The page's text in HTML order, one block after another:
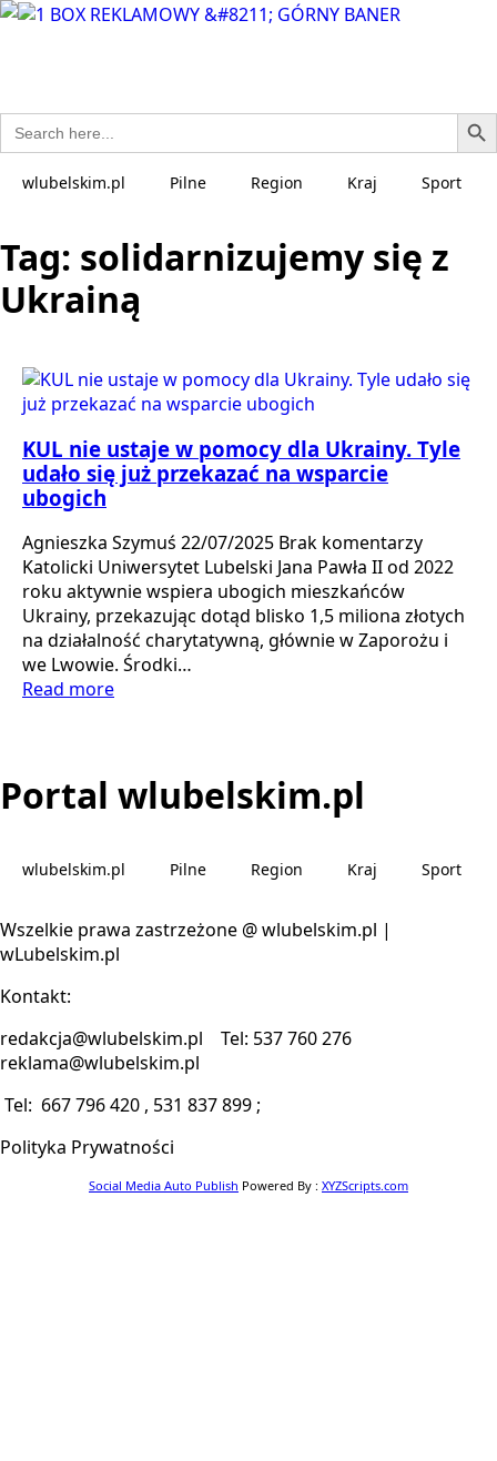
Search
for:
Search
wlubelskim.pl Pilne Region Kraj Sport
Tag: solidarnizujemy się z
Ukrainą
KUL nie ustaje w pomocy dla Ukrainy. Tyle
udało się już przekazać na wsparcie
ubogich
Agnieszka Szymuś 22/07/2025 Brak komentarzy
Katolicki Uniwersytet Lubelski Jana Pawła II od 2022
roku aktywnie wspiera ubogich mieszkańców
Ukrainy, przekazując dotąd blisko 1,5 miliona złotych
na działalność charytatywną, głównie w Zaporożu i
we Lwowie. Środki…
Read more
Portal wlubelskim.pl
wlubelskim.pl Pilne Region Kraj Sport
Wszelkie prawa zastrzeżone @ wlubelskim.pl |
wLubelskim.pl
Kontakt:
redakcja@wlubelskim.pl Tel: 537 760 276
reklama@wlubelskim.pl
Tel: 667 796 420 , 531 837 899 ;
Polityka Prywatności
Social Media Auto Publish Powered By : XYZScripts.com